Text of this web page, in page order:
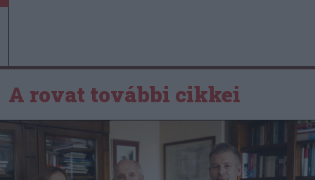
A rovat további cikkei